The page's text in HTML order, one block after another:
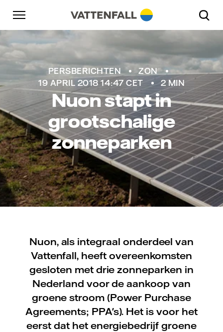
Naar content
Naar hoofdnavigatie
Ga naar footer
Nuon
PERSBERICHTEN
ZON
19 APRIL 2018 14:47 CET
2 MIN
Nuon stapt in
grootschalige
zonneparken
Nuon, als integraal onderdeel van
Vattenfall, heeft overeenkomsten
gesloten met drie zonneparken in
Nederland voor de aankoop van
groene stroom (Power Purchase
Agreements; PPA's). Het is voor het
eerst dat het energiebedrijf groene
Naar hoofdnavigatie